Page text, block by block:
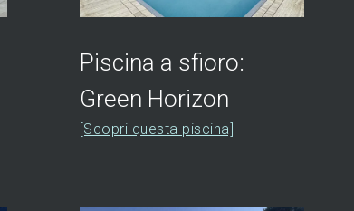
Piscina a sfioro:
Green Horizon
[Scopri questa piscina]